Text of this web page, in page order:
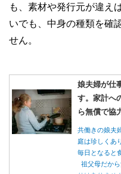
も、素材や発行元が違え
いでも、中身の種類を確
せん。
娘夫婦が仕
す。家計へ
ら無償で協
共働きの娘夫
庭は珍しくあ
毎日となると
祖父母だか